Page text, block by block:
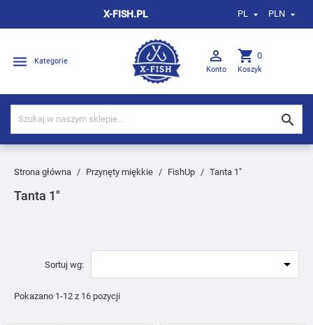
X-FISH.PL PL  PLN 
 Kategorie 
Konto
shopping_cart 0
Koszyk

Strona główna Przynęty miękkie FishUp Tanta 1″
Tanta 1″
Sortuj wg: 
Pokazano 1-12 z 16 pozycji